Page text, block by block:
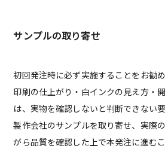
サンプルの取り寄せ
初回発注時に必ず実施することをお勧
印刷の仕上がり・白インクの見え方・
は、実物を確認しないと判断できない要
製作会社のサンプルを取り寄せ、実際
がら品質を確認した上で本発注に進む